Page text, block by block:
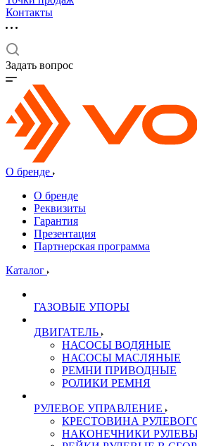
Контакты
Задать вопрос
О бренде
О бренде
Реквизиты
Гарантия
Презентация
Партнерская программа
Каталог
ГАЗОВЫЕ УПОРЫ
ДВИГАТЕЛЬ
НАСОСЫ ВОДЯНЫЕ
НАСОСЫ МАСЛЯНЫЕ
РЕМНИ ПРИВОДНЫЕ
РОЛИКИ РЕМНЯ
РУЛЕВОЕ УПРАВЛЕНИЕ
КРЕСТОВИНА
НАКОНЕЧНИКИ